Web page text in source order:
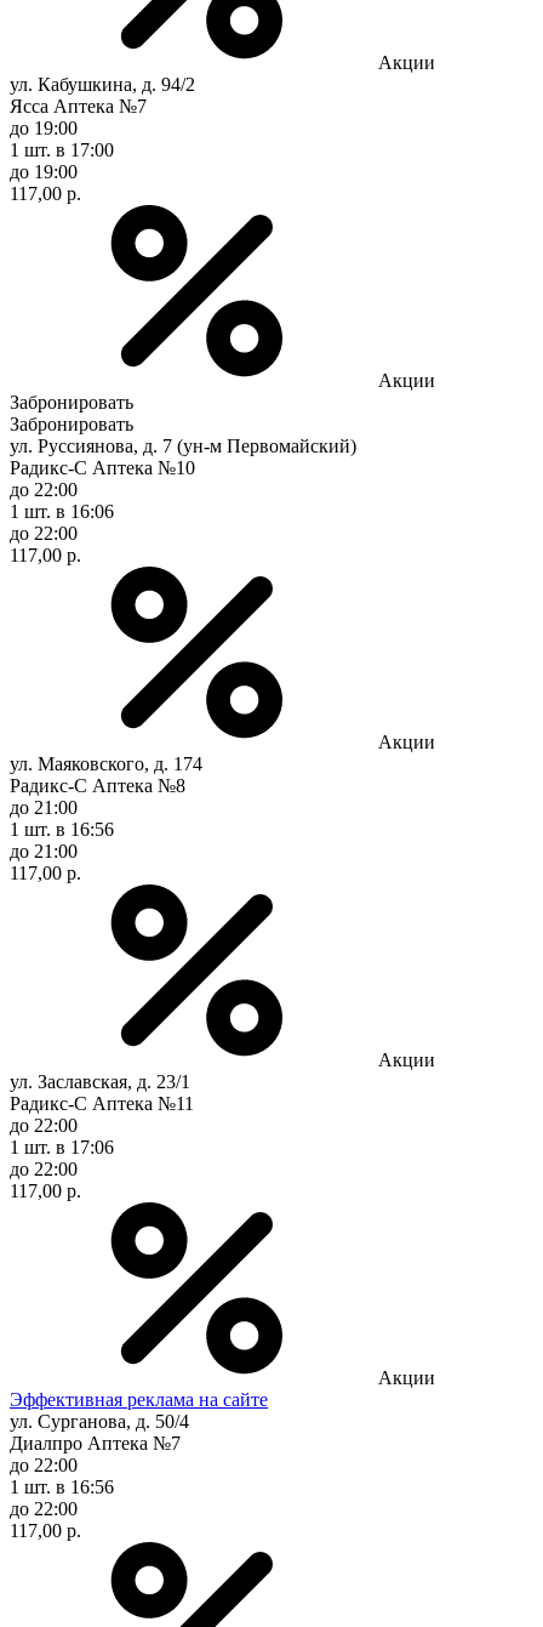
Акции
ул. Кабушкина, д. 94/2
Ясса Аптека №7
до 19:00
1 шт. в 17:00
до 19:00
117,00 р.
Акции
Забронировать
Забронировать
ул. Руссиянова, д. 7 (ун-м Первомайский)
Радикс-С Аптека №10
до 22:00
1 шт. в 16:06
до 22:00
117,00 р.
Акции
ул. Маяковского, д. 174
Радикс-С Аптека №8
до 21:00
1 шт. в 16:56
до 21:00
117,00 р.
Акции
ул. Заславская, д. 23/1
Радикс-С Аптека №11
до 22:00
1 шт. в 17:06
до 22:00
117,00 р.
Акции
Эффективная реклама на сайте
ул. Сурганова, д. 50/4
Диалпро Аптека №7
до 22:00
1 шт. в 16:56
до 22:00
117,00 р.